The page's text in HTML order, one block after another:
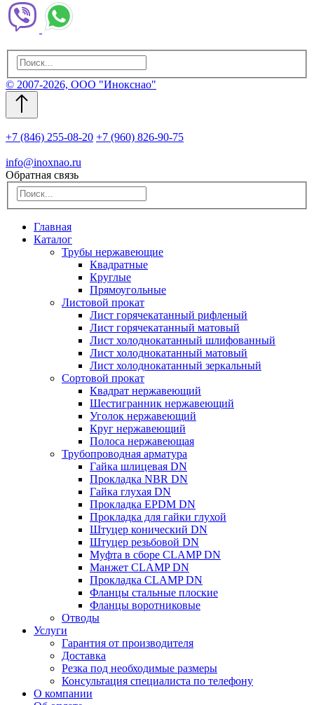
© 2007-2026, ООО "Инокснао"
+7 (846) 255-08-20 +7 (960) 826-90-75
info@inoxnao.ru
Обратная связь
Главная
Каталог
Трубы нержавеющие
Квадратные
Круглые
Прямоугольные
Листовой прокат
Лист горячекатанный рифленый
Лист горячекатанный матовый
Лист холоднокатанный шлифованный
Лист холоднокатанный матовый
Лист холоднокатанный зеркальный
Сортовой прокат
Квадрат нержавеющий
Шестигранник нержавеющий
Уголок нержавеющий
Круг нержавеющий
Полоса нержавеющая
Трубопроводная арматура
Гайка шлицевая DN
Прокладка NBR DN
Гайка глухая DN
Прокладка EPDM DN
Прокладка для гайки глухой
Штуцер конический DN
Штуцер резьбовой DN
Муфта в сборе CLAMP DN
Манжет CLAMP DN
Прокладка CLAMP DN
Фланцы стальные плоские
Фланцы воротниковые
Отводы
Услуги
Гарантия от производителя
Доставка
Резка под необходимые размеры
Консультация специалиста по телефону
О компании